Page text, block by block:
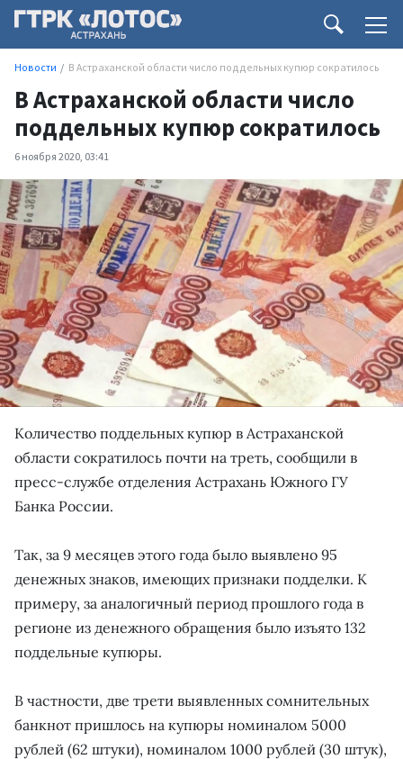
Новости В Астраханской области число поддельных купюр сократилось
В Астраханской области число
поддельных купюр сократилось
6 ноября 2020, 03:41
Количество поддельных купюр в Астраханской
области сократилось почти на треть, сообщили в
пресс-службе отделения Астрахань Южного ГУ
Банка России.
Так, за 9 месяцев этого года было выявлено 95
денежных знаков, имеющих признаки подделки. К
примеру, за аналогичный период прошлого года в
регионе из денежного обращения было изъято 132
поддельные купюры.
В частности, две трети выявленных сомнительных
банкнот пришлось на купюры номиналом 5000
рублей (62 штуки), номиналом 1000 рублей (30 штук),